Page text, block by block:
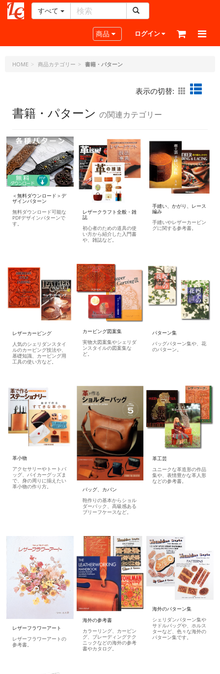
ー
ラ
ッ
ト・
ェ
ー
ピ
ー
すべて
Toggle navigation
商品 ログイン
HOME 商品カテゴリー 書籍・パターン
表示の切替:
書籍・パターン の関連カテゴリー
＜無料ダウンロード＞デ
ザインパターン
無料ダウンロード可能な
PDFデザインパターンで
す。
レザークラフト全般・雑
誌
初心者のための道具の使
い方から紹介した入門書
や、雑誌など。
手縫い、かがり、レース
編み
手縫いやレザーカービン
グに関する参考書。
レザーカービング
人気のシェリダンスタイ
ルのカービング技法や、
基礎知識、カービング用
工具の使い方など。
カービング図案集
実物大図案集やシェリダ
ンスタイルの図案集な
ど。
パターン集
バッグパターン集や、花
のパターン。
革小物
アクセサリーやトートバ
ッグ、バイカーグッズま
で、身の周りに揃えたい
革小物の作り方。
バッグ、カバン
鞄作りの基本からショル
ダーバック、高級感ある
ブリーフケースなど。
革工芸
ユニークな革造形の作品
集や、表情豊かな革人形
などの参考書。
レザーフラワーアート
レザーフラワーアートの
参考書。
海外の参考書
カラーリング、カービン
グ、ブレーディングテク
ニックなどの海外の参考
書やカタログ。
海外のパターン集
シェリダンパターン集や
サドルバッグや、ホルス
ターなど、色々な海外の
パターン集です。